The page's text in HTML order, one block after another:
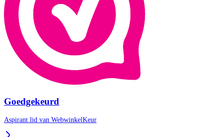
Goedgekeurd
Aspirant lid van WebwinkelKeur